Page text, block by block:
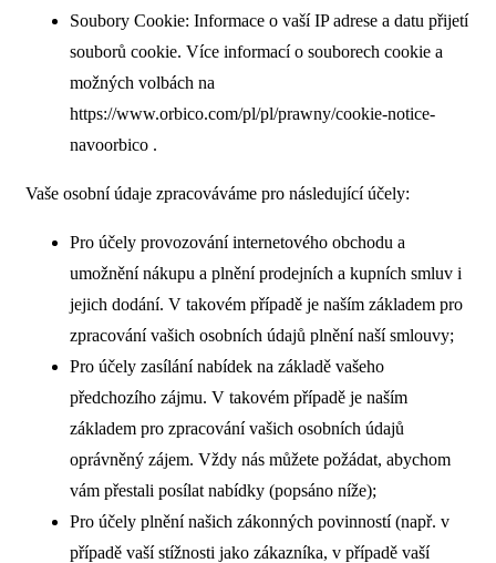
Soubory Cookie: Informace o vaší IP adrese a datu přijetí
souborů cookie. Více informací o souborech cookie a
možných volbách na
https://www.orbico.com/pl/pl/prawny/cookie-notice-
navoorbico .
Vaše osobní údaje zpracováváme pro následující účely:
Pro účely provozování internetového obchodu a
umožnění nákupu a plnění prodejních a kupních smluv i
jejich dodání. V takovém případě je naším základem pro
zpracování vašich osobních údajů plnění naší smlouvy;
Pro účely zasílání nabídek na základě vašeho
předchozího zájmu. V takovém případě je naším
základem pro zpracování vašich osobních údajů
oprávněný zájem. Vždy nás můžete požádat, abychom
vám přestali posílat nabídky (popsáno níže);
Pro účely plnění našich zákonných povinností (např. v
případě vaší stížnosti jako zákazníka, v případě vaší